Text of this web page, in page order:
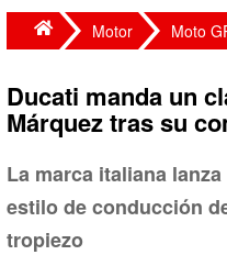
Motor Moto
Ducati manda un
Márquez tras su
La marca italiana
estilo de conducción
tropiezo